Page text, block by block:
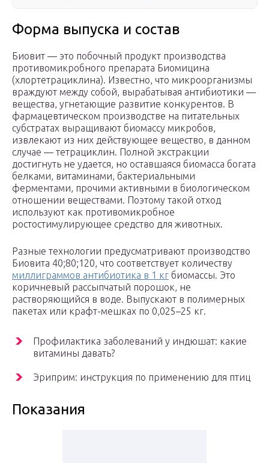
Форма выпуска и состав
Биовит — это побочный продукт производства
противомикробного препарата Биомицина
(хлортетрациклина). Известно, что микроорганизмы
враждуют между собой, вырабатывая антибиотики —
вещества, угнетающие развитие конкурентов. В
фармацевтическом производстве на питательных
субстратах выращивают биомассу микробов,
извлекают из них действующее вещество, в данном
случае — тетрациклин. Полной экстракции
достигнуть не удается, но оставшаяся биомасса богата
белками, витаминами, бактериальными
ферментами, прочими активными в биологическом
отношении веществами. Поэтому такой отход
используют как противомикробное
ростостимулирующее средство для животных.
Разные технологии предусматривают производство
Биовита 40;80;120, что соответствует количеству
миллиграммов антибиотика в 1 кг биомассы. Это
коричневый рассыпчатый порошок, не
растворяющийся в воде. Выпускают в полимерных
пакетах или крафт-мешках по 0,025–25 кг.
Профилактика заболеваний у индюшат: какие
витамины давать?
Эриприм: инструкция по применению для птиц
Показания